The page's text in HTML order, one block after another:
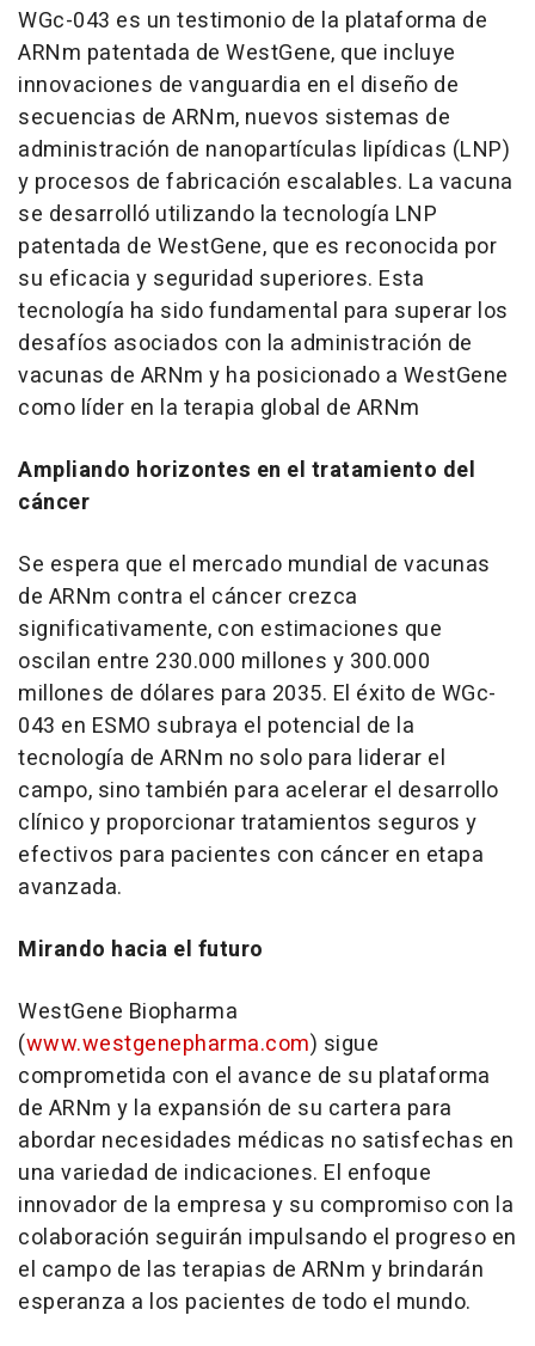
WGc-043 es un testimonio de la plataforma de
ARNm patentada de WestGene, que incluye
innovaciones de vanguardia en el diseño de
secuencias de ARNm, nuevos sistemas de
administración de nanopartículas lipídicas (LNP)
y procesos de fabricación escalables. La vacuna
se desarrolló utilizando la tecnología LNP
patentada de WestGene, que es reconocida por
su eficacia y seguridad superiores. Esta
tecnología ha sido fundamental para superar los
desafíos asociados con la administración de
vacunas de ARNm y ha posicionado a WestGene
como líder en la terapia global de ARNm
Ampliando horizontes en el tratamiento del
cáncer
Se espera que el mercado mundial de vacunas
de ARNm contra el cáncer crezca
significativamente, con estimaciones que
oscilan entre 230.000 millones y 300.000
millones de dólares para 2035. El éxito de WGc-
043 en ESMO subraya el potencial de la
tecnología de ARNm no solo para liderar el
campo, sino también para acelerar el desarrollo
clínico y proporcionar tratamientos seguros y
efectivos para pacientes con cáncer en etapa
avanzada.
Mirando hacia el futuro
WestGene Biopharma
(www.westgenepharma.com) sigue
comprometida con el avance de su plataforma
de ARNm y la expansión de su cartera para
abordar necesidades médicas no satisfechas en
una variedad de indicaciones. El enfoque
innovador de la empresa y su compromiso con la
colaboración seguirán impulsando el progreso en
el campo de las terapias de ARNm y brindarán
esperanza a los pacientes de todo el mundo.